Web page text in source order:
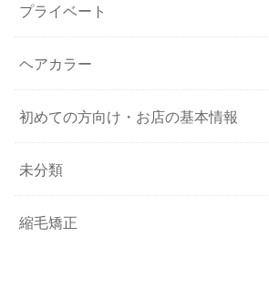
プライベート
ヘアカラー
初めての方向け・お店の基本情報
未分類
縮毛矯正